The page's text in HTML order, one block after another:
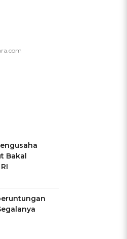
Bakal